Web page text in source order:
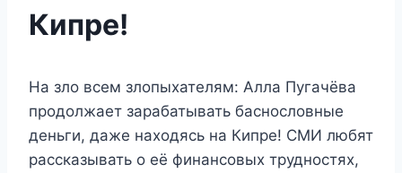
Кипре!
На зло всем злопыхателям: Алла Пугачёва
продолжает зарабатывать баснословные
деньги, даже находясь на Кипре! СМИ любят
рассказывать о её финансовых трудностях,